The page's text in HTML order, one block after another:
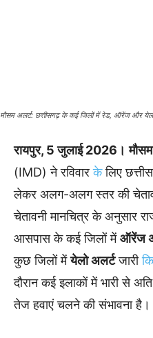
मौसम अलर्ट: छत्तीसगढ़ के कई जिलों में रेड, ऑरेंज और येलो
रायपुर, 5 जुलाई 2026।
(IMD) ने रविवारकेलिए
लेकर अलग-अलग स्तर की
चेतावनी मानचित्र के अनुसार
आसपास के कई जिलों मेंऑरेंज
कुछ जिलों मेंयेलो अलर्टजारी
दौरान कई इलाकों में भारी से
तेज हवाएं चलने की संभावना है।